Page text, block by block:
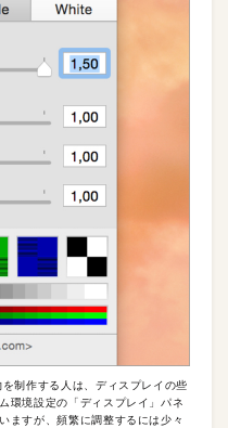
制作する人は、ディスプレイの些
環境設定の「ディスプレイ」パネ
ますが、頻繁に調整するには少々